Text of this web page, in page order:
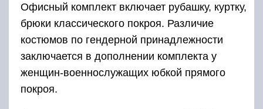
Офисный комплект включает рубашку, куртку,
брюки классического покроя. Различие
костюмов по гендерной принадлежности
заключается в дополнении комплекта у
женщин-военнослужащих юбкой прямого
покроя.